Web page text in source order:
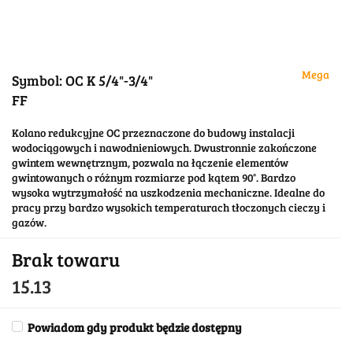
Symbol:OC K 5/4"-3/4"
FF
Mega
Kolano redukcyjne OC przeznaczone do budowy instalacji
wodociągowych i nawodnieniowych. Dwustronnie zakończone
gwintem wewnętrznym, pozwala na łączenie elementów
gwintowanych o różnym rozmiarze pod kątem 90°. Bardzo
wysoka wytrzymałość na uszkodzenia mechaniczne. Idealne do
pracy przy bardzo wysokich temperaturach tłoczonych cieczy i
gazów.
Brak towaru
15.13
Powiadom gdy produkt będzie dostępny